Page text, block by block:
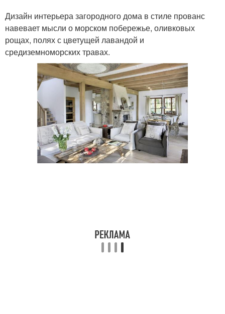
Дизайн интерьера загородного дома в стиле прованс
навевает мысли о морском побережье, оливковых
рощах, полях с цветущей лавандой и
средиземноморских травах.